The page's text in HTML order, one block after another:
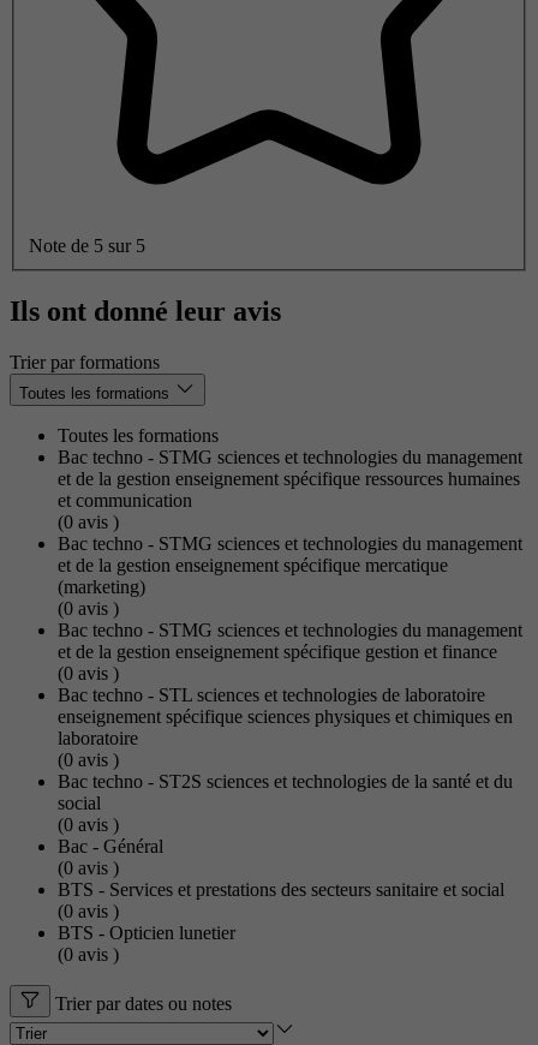
Note de 5 sur 5
Ils ont donné leur avis
Trier par formations
Toutes les formations
Toutes les formations
Bac techno - STMG sciences et technologies du management
et de la gestion enseignement spécifique ressources humaines
et communication
(0 avis )
Bac techno - STMG sciences et technologies du management
et de la gestion enseignement spécifique mercatique
(marketing)
(0 avis )
Bac techno - STMG sciences et technologies du management
et de la gestion enseignement spécifique gestion et finance
(0 avis )
Bac techno - STL sciences et technologies de laboratoire
enseignement spécifique sciences physiques et chimiques en
laboratoire
(0 avis )
Bac techno - ST2S sciences et technologies de la santé et du
social
(0 avis )
Bac - Général
(0 avis )
BTS - Services et prestations des secteurs sanitaire et social
(0 avis )
BTS - Opticien lunetier
(0 avis )
Trier par dates ou notes